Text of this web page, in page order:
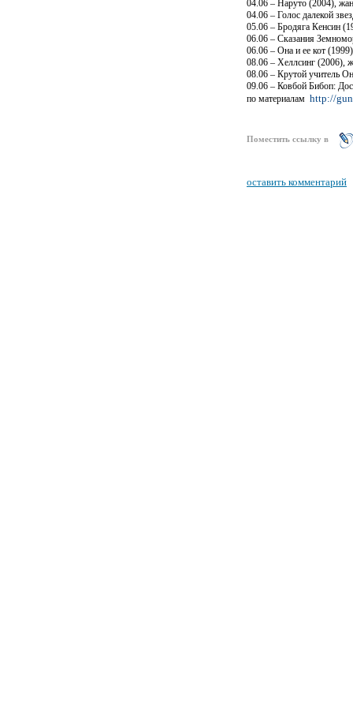
04.06 – Наруто (2004),
04.06 – Голос далекой
05.06 – Бродяга Кенсин
06.06 – Сказания
06.06 – Она и ее кот
08.06 – Хеллсинг (2006),
08.06 – Крутой учитель
09.06 – Ковбой Бибоп:
по материалам http://
Поместить ссылку в
оставить комментарий